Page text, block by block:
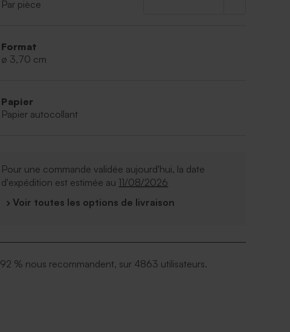
Par pièce
Format
ø 3,70 cm
Papier
Papier autocollant
Pour une commande validée aujourd'hui, la date
d'expédition est estimée au 11/08/2026
› Voir toutes les options de livraison
92 % nous recommandent, sur 4863 utilisateurs.